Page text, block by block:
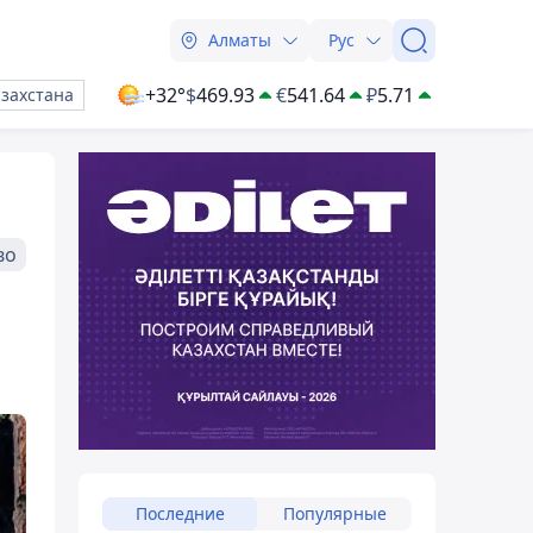
Алматы Рус
+32°$469.93 €541.64 ₽5.71
Последние Популярные